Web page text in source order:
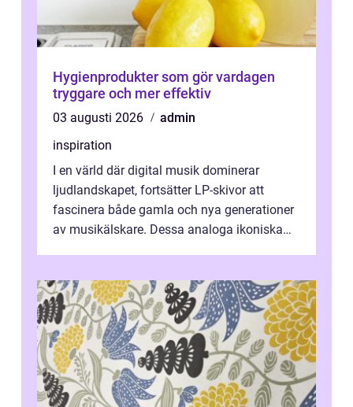
Hygienprodukter som gör vardagen
tryggare och mer effektiv
03 augusti 2026
admin
inspiration
I en värld där digital musik dominerar
ljudlandskapet, fortsätter LP-skivor att
fascinera både gamla och nya generationer
av musikälskare. Dessa analoga ikoniska